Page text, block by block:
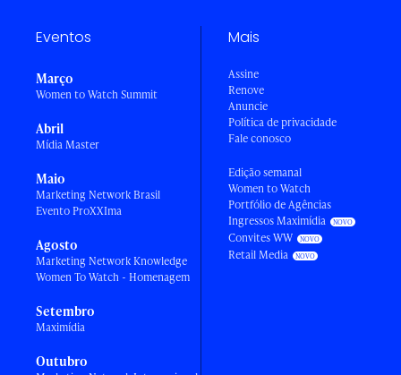
Eventos
Março
Women to Watch Summit
Abril
Mídia Master
Maio
Marketing Network Brasil
Evento ProXXIma
Agosto
Marketing Network Knowledge
Women To Watch - Homenagem
Setembro
Maximídia
Outubro
Mais
Assine
Renove
Anuncie
Política de privacidade
Fale conosco
Edição semanal
Women to Watch
Portfólio de Agências
Ingressos Maximídia
Convites WW
Retail Media